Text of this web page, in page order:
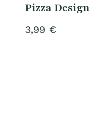
Pizza Design
3,99 €